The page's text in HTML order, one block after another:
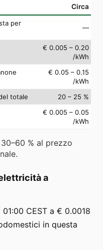
Circa
per
—
€ 0.005 – 0.20
/kWh
€ 0.05 – 0.15
/kWh
totale
20 – 25 %
€ 0.005 – 0.05
/kWh
% al prezzo
a
01:00 CEST a € 0.0018
in questa